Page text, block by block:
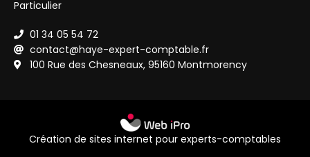
Particulier
01 34 05 54 72
contact@haye-expert-comptable.fr
100 Rue des Chesneaux, 95160 Montmorency
Création de sites internet pour experts-comptables